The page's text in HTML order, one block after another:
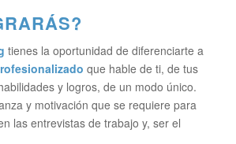
tienes la oportunidad de diferenciarte a
que hable de ti, de tus
y logros, de un modo único.
y motivación que se requiere para
las entrevistas de trabajo y, ser el